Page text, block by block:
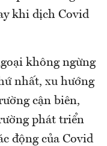
khi dịch Covid
không ngừng
nhất, xu hướng
cận biên,
phát triển
động của Covid